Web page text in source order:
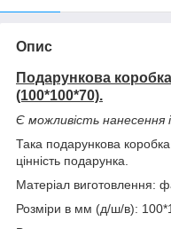
Опис
Подарункова
(100*100*70).
Є можливість нанесення
Така подарункова
цінність подарунка.
Матеріал виготовлення:
Розміри в мм (д/ш/в):